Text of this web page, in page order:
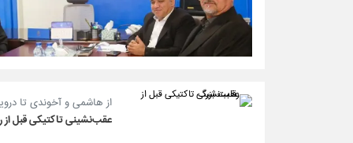
از هاشمی و آخوندی تا
عقب‌نشینی تاکتیکی قبل از